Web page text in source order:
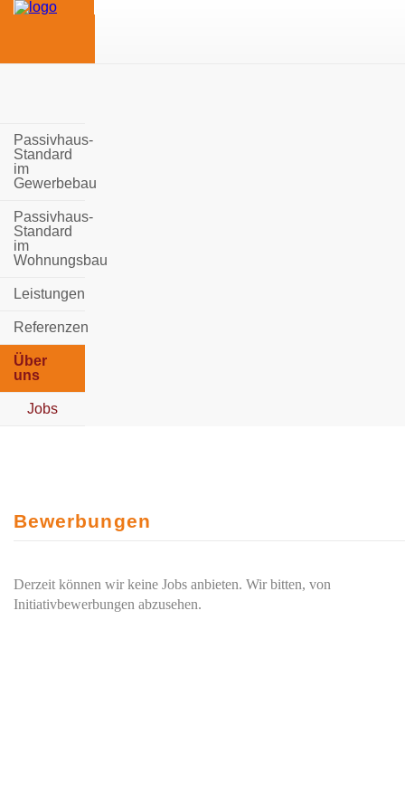
Passivhaus-
Standard
im
Gewerbebau
Passivhaus-
Standard
im
Wohnungsbau
Leistungen
Referenzen
Über
uns
Jobs
Bewerbungen
Derzeit können wir keine Jobs anbieten. Wir bitten, von
Initiativbewerbungen abzusehen.